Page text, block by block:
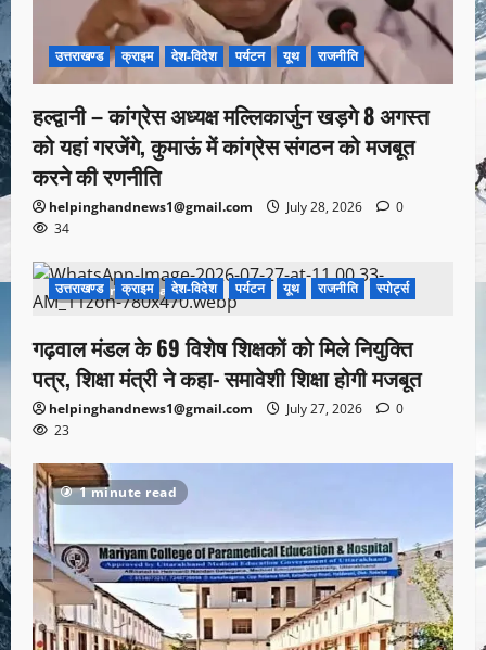
उत्तराखण्ड क्राइम देश-विदेश पर्यटन यूथ राजनीति
हल्द्वानी – कांग्रेस अध्यक्ष मल्लिकार्जुन खड़गे 8 अगस्त
को यहां गरजेंगे, कुमाऊं में कांग्रेस संगठन को मजबूत
करने की रणनीति
helpinghandnews1@gmail.com July 28, 2026
0
34
1 minute read
उत्तराखण्ड क्राइम देश-विदेश पर्यटन यूथ राजनीति स्पोर्ट्स
गढ़वाल मंडल के 69 विशेष शिक्षकों को मिले नियुक्ति
पत्र, शिक्षा मंत्री ने कहा- समावेशी शिक्षा होगी मजबूत
helpinghandnews1@gmail.com July 27, 2026
0
23
1 minute read